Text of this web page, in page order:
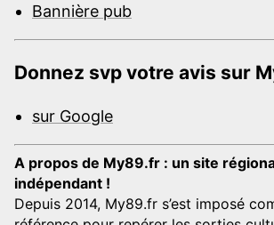
Bannière pub
Donnez svp votre avis sur
sur Google
A propos de My89.fr : un site
indépendant !
Depuis 2014, My89.fr s’est imposé